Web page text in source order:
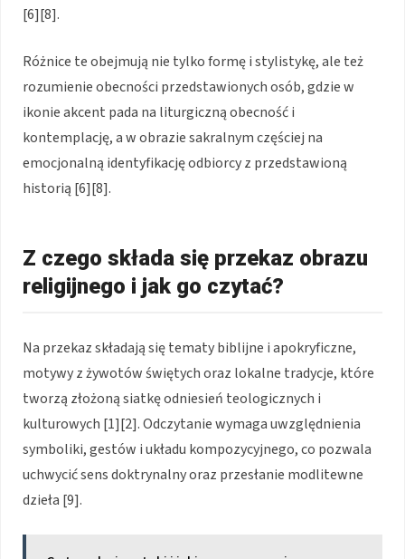
[6][8].
Różnice te obejmują nie tylko formę i stylistykę, ale też
rozumienie obecności przedstawionych osób, gdzie w
ikonie akcent pada na liturgiczną obecność i
kontemplację, a w obrazie sakralnym częściej na
emocjonalną identyfikację odbiorcy z przedstawioną
historią [6][8].
Z czego składa się przekaz obrazu
religijnego i jak go czytać?
Na przekaz składają się tematy biblijne i apokryficzne,
motywy z żywotów świętych oraz lokalne tradycje, które
tworzą złożoną siatkę odniesień teologicznych i
kulturowych [1][2]. Odczytanie wymaga uwzględnienia
symboliki, gestów i układu kompozycyjnego, co pozwala
uchwycić sens doktrynalny oraz przesłanie modlitewne
dzieła [9].